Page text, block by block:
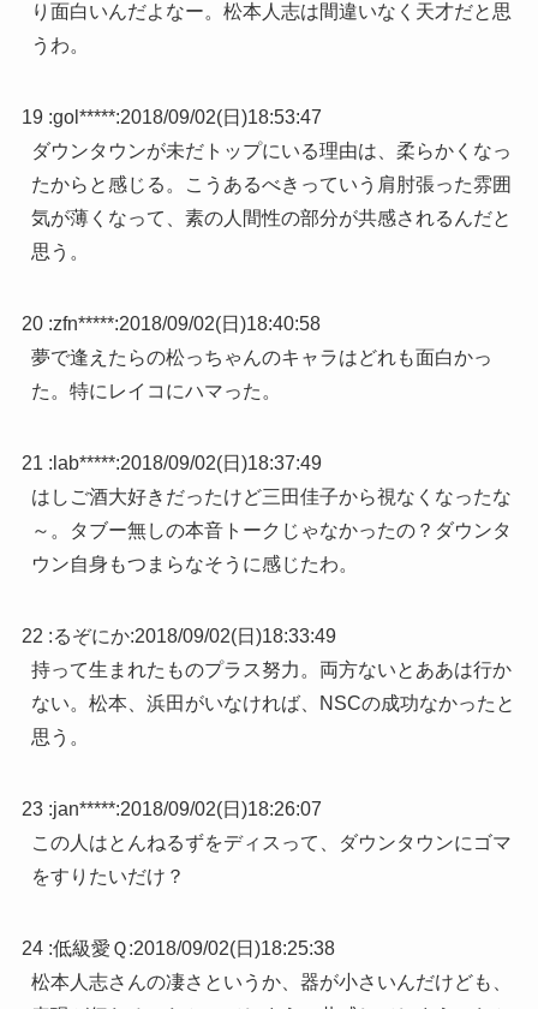
り面白いんだよなー。松本人志は間違いなく天才だと思
うわ。
19 :gol*****:2018/09/02(日)18:53:47
ダウンタウンが未だトップにいる理由は、柔らかくなっ
たからと感じる。こうあるべきっていう肩肘張った雰囲
気が薄くなって、素の人間性の部分が共感されるんだと
思う。
20 :zfn*****:2018/09/02(日)18:40:58
夢で逢えたらの松っちゃんのキャラはどれも面白かっ
た。特にレイコにハマった。
21 : lab*****:2018/09/02(日)18:37:49
はしご酒大好きだったけど三田佳子から視なくなったな
～。タブー無しの本音トークじゃなかったの？ダウンタ
ウン自身もつまらなそうに感じたわ。
22 :るぞにか:2018/09/02(日)18:33:49
持って生まれたものプラス努力。両方ないとああは行か
ない。松本、浜田がいなければ、NSCの成功なかったと
思う。
23 :jan*****:2018/09/02(日)18:26:07
この人はとんねるずをディスって、ダウンタウンにゴマ
をすりたいだけ？
24 :低級愛Ｑ:2018/09/02(日)18:25:38
松本人志さんの凄さというか、器が小さいんだけども、